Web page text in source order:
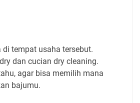
tempat usaha tersebut.
dan cucian dry cleaning.
agar bisa memilih mana
bajumu.